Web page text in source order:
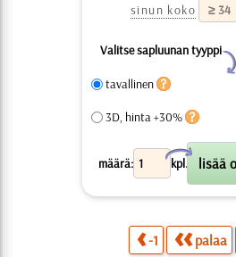
sinun koko
Valitse sapluunan tyyppi
Y
tavallinen
3D, hinta +30%
määrä: kpl.
X
-1 palaa